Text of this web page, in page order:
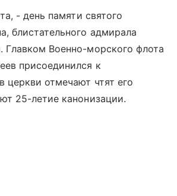
- день памяти святого
блистательного адмирала
Главком Военно-морского флота
присоединился к
церкви отмечают чтят его
25-летие канонизации.